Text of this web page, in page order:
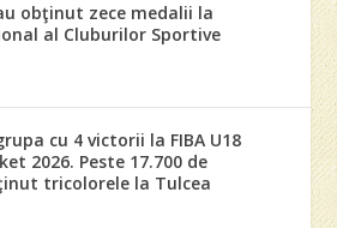
obţinut zece medalii la
al Cluburilor Sportive
cu 4 victorii la FIBA U18
2026. Peste 17.700 de
tricolorele la Tulcea